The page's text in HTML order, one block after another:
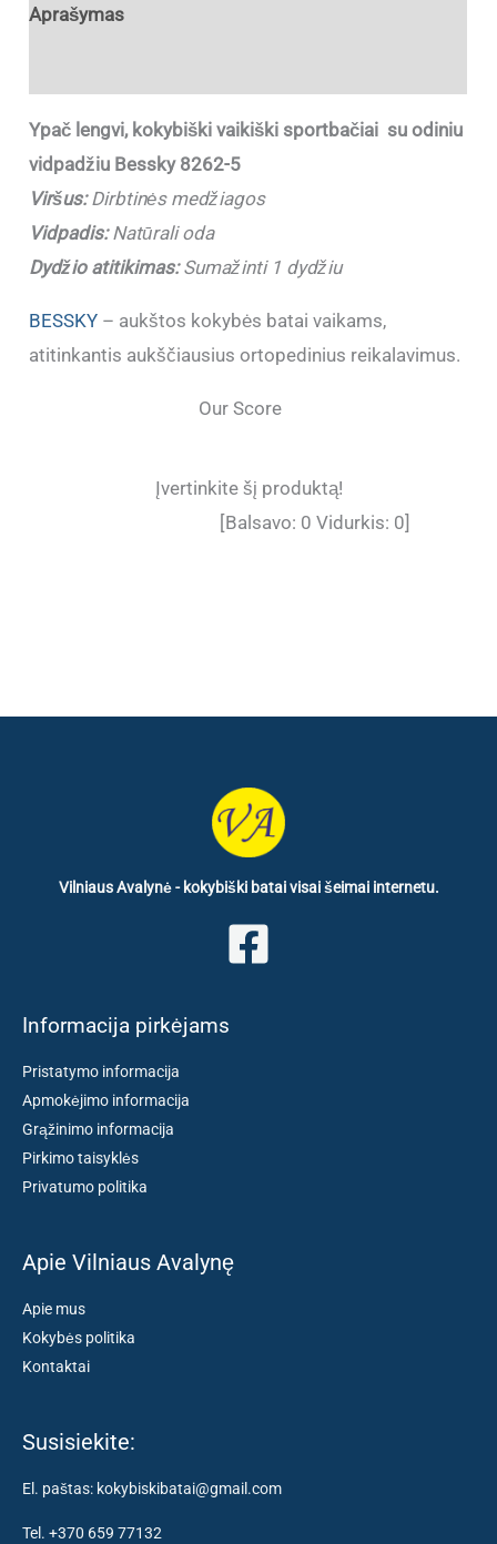
Aprašymas
Ypač lengvi, kokybiški vaikiški sportbačiai su odiniu
vidpadžiu Bessky 8262-5
Viršus:Dirbtinės medžiagos
Vidpadis:Natūrali oda
Dydžio atitikimas:Sumažinti 1 dydžiu
BESSKY – aukštos kokybės batai vaikams,
atitinkantis aukščiausius ortopedinius reikalavimus.
Our Score
Įvertinkite šį produktą!
[Balsavo: 0 Vidurkis: 0]
Vilniaus Avalynė - kokybiški batai visai šeimai internetu.
Informacija pirkėjams
Pristatymo informacija
Apmokėjimo informacija
Grąžinimo informacija
Pirkimo taisyklės
Privatumo politika
Apie Vilniaus Avalynę
Apie mus
Kokybės politika
Kontaktai
Susisiekite:
El. paštas: kokybiskibatai@gmail.com
Tel. +370 659 77132